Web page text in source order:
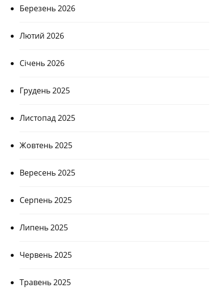
Березень 2026
Лютий 2026
Січень 2026
Грудень 2025
Листопад 2025
Жовтень 2025
Вересень 2025
Серпень 2025
Липень 2025
Червень 2025
Травень 2025